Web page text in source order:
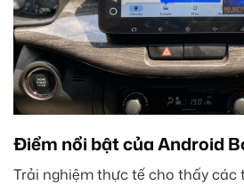
Điểm nổi bật của Android
Trải nghiệm thực tế cho thấy các